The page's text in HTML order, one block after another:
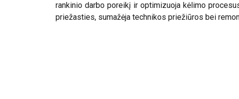
rankinio darbo poreikį ir optimizuoja kėlimo
priežasties, sumažėja technikos priežiūros bei
Ši svetainė
Naudojame slapukus